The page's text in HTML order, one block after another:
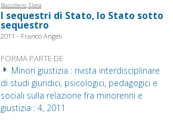
Buccoliero, Elena
I sequestri di Stato, lo Stato sotto
sequestro
2011 - Franco Angeli
FORMA PARTE DE
Minori giustizia : rivista interdisciplinare
di studi giuridici, psicologici, pedagogici e
sociali sulla relazione fra minorenni e
giustizia : 4, 2011